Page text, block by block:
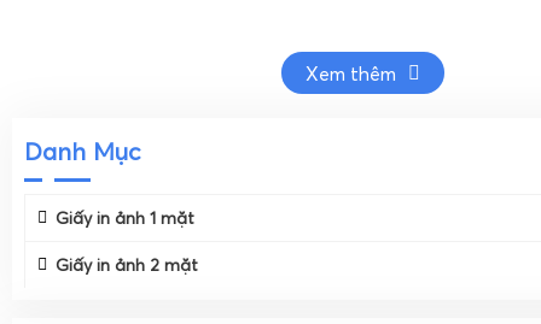
Danh Mục
Giấy in ảnh 1 mặt
Giấy in ảnh 2 mặt
Xem thêm